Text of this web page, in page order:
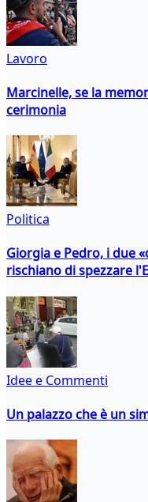
Lavoro
Marcinelle, se la
cerimonia
Politica
Giorgia e Pedro, i due
rischiano di spezzare
Idee e Commenti
Un palazzo che è un